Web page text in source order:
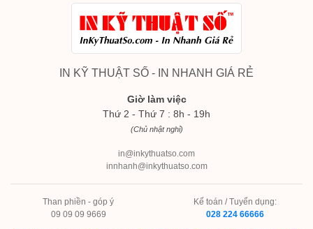
IN KỸ THUẬT SỐ - IN NHANH GIÁ RẺ
Giờ làm việc
Thứ 2 - Thứ 7 : 8h - 19h
(Chủ nhật nghỉ)
in@inkythuatso.com
innhanh@inkythuatso.com
Than phiền - góp ý
09 09 09 9669
Kế toán / Tuyển dụng:
028 224 66666